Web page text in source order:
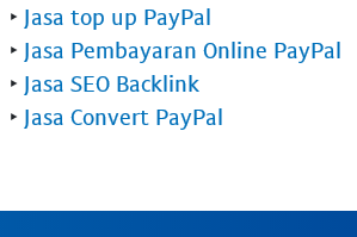
‣ Jasa top up PayPal
‣ Jasa Pembayaran Online PayPal
‣ Jasa SEO Backlink
‣ Jasa Convert PayPal